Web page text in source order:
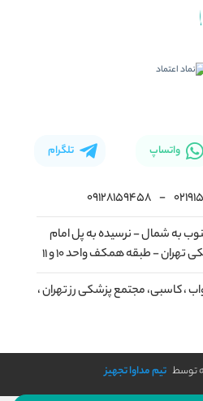
واتساپ تلگرام
-
09128159458
به شمال - نرسیده به پل امام
- طبقه همکف واحد ۱۰ و ۱۱
، کاسبی، مجتمع پزشکی رز تهران ،
توسط تیم مداوا تجهیز